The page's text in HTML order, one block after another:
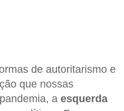
de autoritarismo e
que nossas
a esquerda